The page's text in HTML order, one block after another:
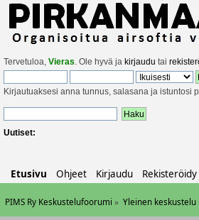
Tervetuloa, Vieras. Ole hyvä ja kirjaudu tai
Kirjautuaksesi anna tunnus, salasana ja istuntosi
Uutiset:
Etusivu Ohjeet Kirjaudu Rekisteröidy
PIMS Ry Keskustelufoorumi » Yleinen keskustelu